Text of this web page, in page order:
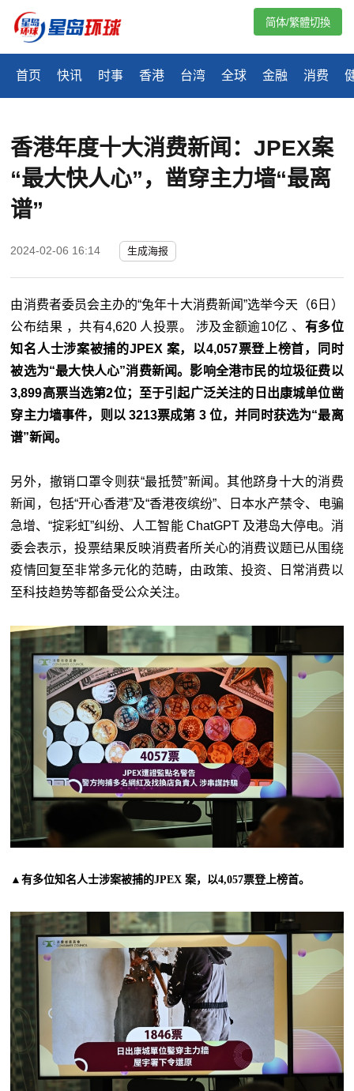
首页 快讯 时事 香港 台湾 全球 金融 消费
简体/繁體切換
香港年度十大消费新闻：JPEX案
“最大快人心”，凿穿主力墙“最离
谱”
2024-02-06 16:14 生成海报
由消费者委员会主办的“兔年十大消费新闻”选举今天（6日）
公布结果 ，共有4,620 人投票。 涉及金额逾10亿 、 有多位
知名人士涉案被捕的JPEX 案，以4,057票登上榜首，同时
被选为“最大快人心”消费新闻。影响全港市民的垃圾征费以
3,899高票当选第2位；至于引起广泛关注的日出康城单位凿
穿主力墙事件，则以 3213票成第 3 位，并同时获选为“最离
谱”新闻。
另外，撤销口罩令则获“最抵赞”新闻。其他跻身十大的消费
新闻，包括“开心香港”及“香港夜缤纷”、日本水产禁令、电骗
急增、“掟彩虹”纠纷、人工智能 ChatGPT 及港岛大停电。消
委会表示，投票结果反映消费者所关心的消费议题已从围绕
疫情回复至非常多元化的范畴，由政策、投资、日常消费以
至科技趋势等都备受公众关注。
▲有多位知名人士涉案被捕的JPEX 案，以4,057票登上榜首。